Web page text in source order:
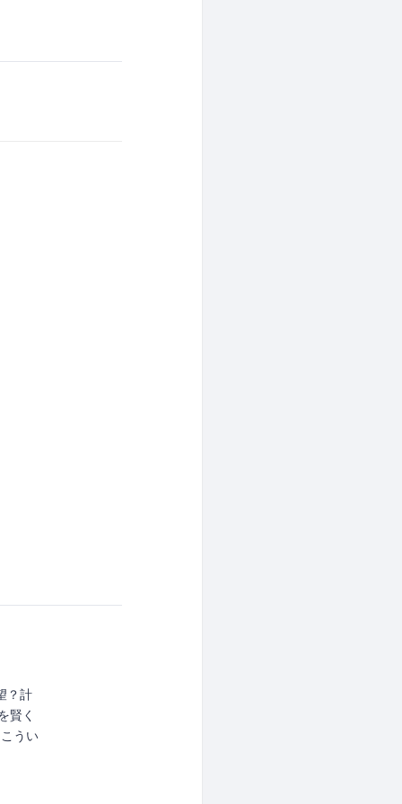
？計
賢く
うい